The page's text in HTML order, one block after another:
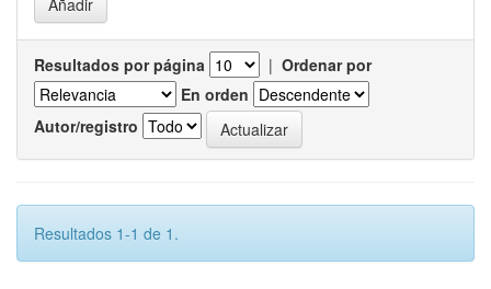
Resultados por página | Ordenar por
En orden
Autor/registro
Resultados 1-1 de 1.